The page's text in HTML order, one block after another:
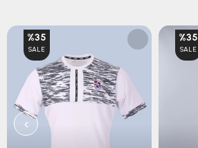
%35
SALE
%35
SALE
‹